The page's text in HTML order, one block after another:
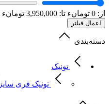
از: 0 تومانء تا: 3,950,000 تومانء
اعمال فیلتر
دسته‌بندی
تونیک
تونیک فری سایز